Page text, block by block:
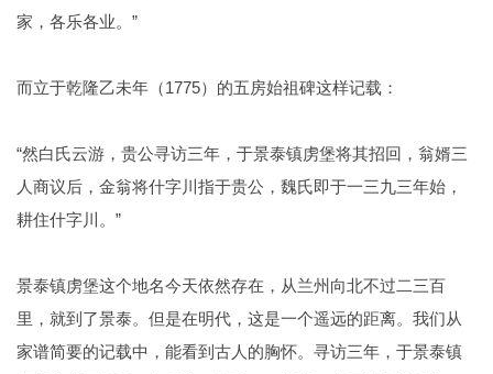
家，各乐各业。”
而立于乾隆乙未年（1775）的五房始祖碑这样记载：
“然白氏云游，贵公寻访三年，于景泰镇虏堡将其招回，翁婿三
人商议后，金翁将什字川指于贵公，魏氏即于一三九三年始，
耕住什字川。”
景泰镇虏堡这个地名今天依然存在，从兰州向北不过二三百
里，就到了景泰。但是在明代，这是一个遥远的距离。我们从
家谱简要的记载中，能看到古人的胸怀。寻访三年，于景泰镇